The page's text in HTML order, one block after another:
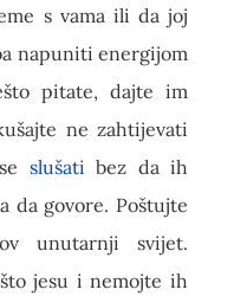
s vama ili da joj
napuniti energijom
pitate, dajte im
ne zahtijevati
slušati bez da ih
da govore. Poštujte
unutarnji svijet.
jesu i nemojte ih